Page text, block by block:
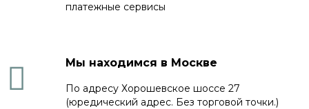
платежные сервисы
Мы находимся в Москве
По адресу Хорошевское шоссе 27
(юредический адрес. Без торговой точки.)